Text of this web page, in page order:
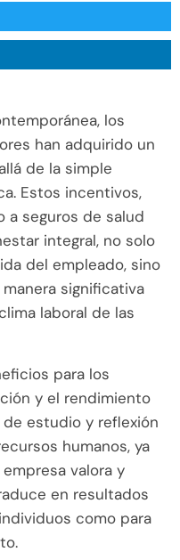
los
han adquirido un
de la simple
Estos incentivos,
a seguros de salud
integral, no solo
del empleado, sino
significativa
laboral de las
para los
y el rendimiento
estudio y reflexión
humanos, ya
valora y
en resultados
como para